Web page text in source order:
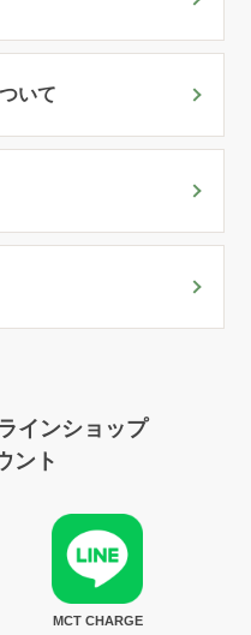
いて
インショップ
ント
MCT CHARGE